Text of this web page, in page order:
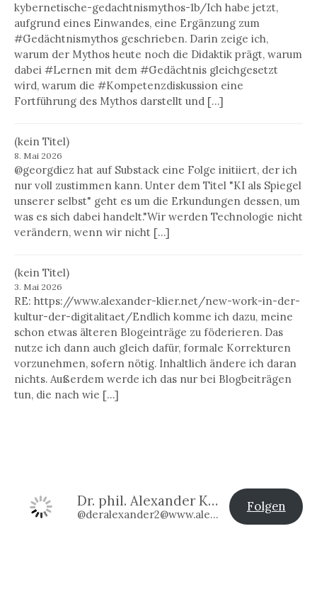
kybernetische-gedachtnismythos-1b/Ich habe jetzt,
aufgrund eines Einwandes, eine Ergänzung zum
#Gedächtnismythos geschrieben. Darin zeige ich,
warum der Mythos heute noch die Didaktik prägt, warum
dabei #Lernen mit dem #Gedächtnis gleichgesetzt
wird, warum die #Kompetenzdiskussion eine
Fortführung des Mythos darstellt und […]
(kein Titel)
8. Mai 2026
@georgdiez hat auf Substack eine Folge initiiert, der ich
nur voll zustimmen kann. Unter dem Titel "KI als Spiegel
unserer selbst" geht es um die Erkundungen dessen, um
was es sich dabei handelt."Wir werden Technologie nicht
verändern, wenn wir nicht […]
(kein Titel)
3. Mai 2026
RE: https://www.alexander-klier.net/new-work-in-der-
kultur-der-digitalitaet/Endlich komme ich dazu, meine
schon etwas älteren Blogeinträge zu föderieren. Das
nutze ich dann auch gleich dafür, formale Korrekturen
vorzunehmen, sofern nötig. Inhaltlich ändere ich daran
nichts. Außerdem werde ich das nur bei Blogbeiträgen
tun, die nach wie […]
Dr. phil. Alexander Klier
@deralexander2@www.alexander-klier.net
Folgen